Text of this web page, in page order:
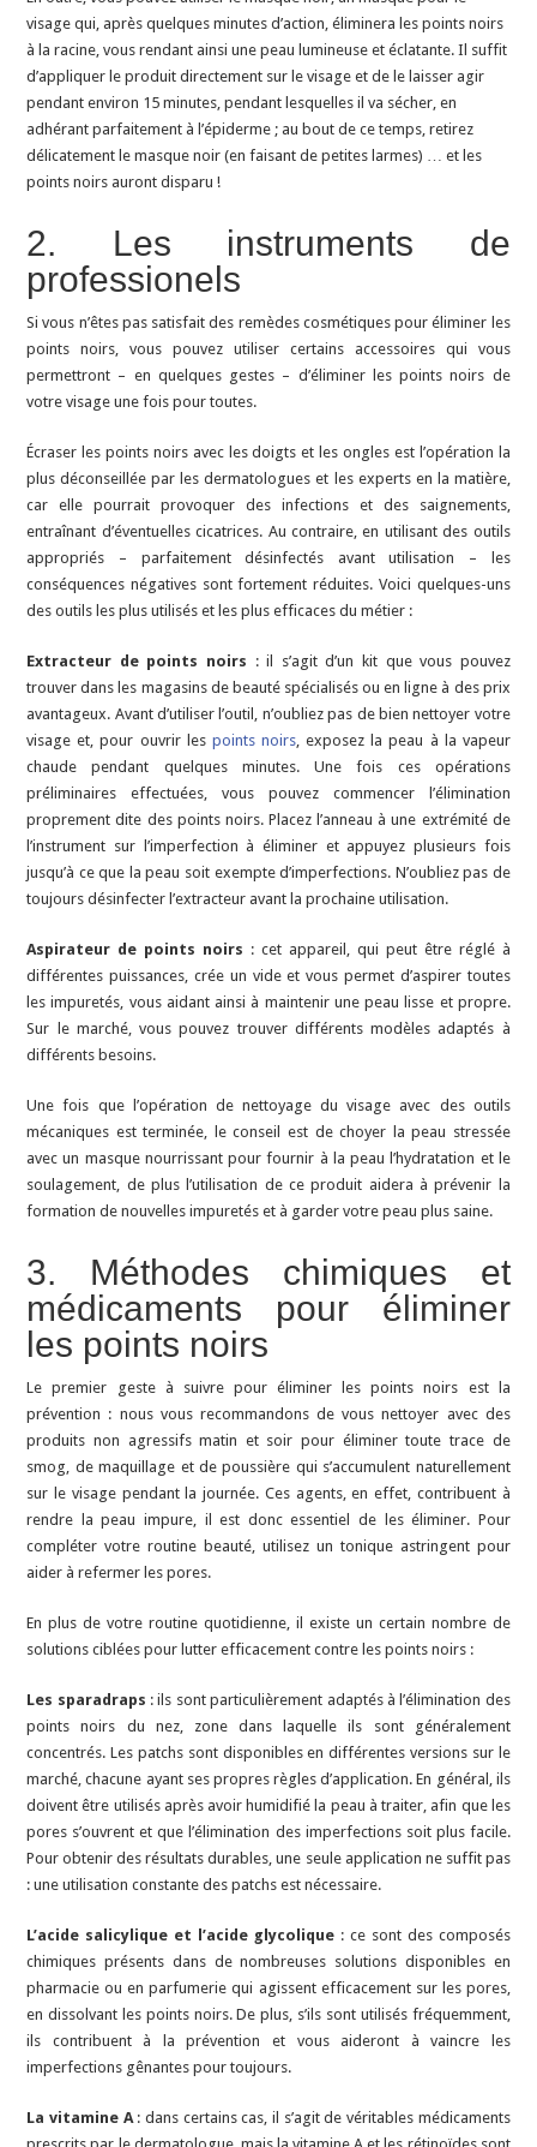
visage qui, après quelques minutes d’action, éliminera les points noirs
à la racine, vous rendant ainsi une peau lumineuse et éclatante. Il suffit
d’appliquer le produit directement sur le visage et de le laisser agir
pendant environ 15 minutes, pendant lesquelles il va sécher, en
adhérant parfaitement à l’épiderme ; au bout de ce temps, retirez
délicatement le masque noir (en faisant de petites larmes) … et les
points noirs auront disparu !
2. Les instruments de
professionels
Si vous n’êtes pas satisfait des remèdes cosmétiques pour éliminer les
points noirs, vous pouvez utiliser certains accessoires qui vous
permettront – en quelques gestes – d’éliminer les points noirs de
votre visage une fois pour toutes.
Écraser les points noirs avec les doigts et les ongles est l’opération la
plus déconseillée par les dermatologues et les experts en la matière,
car elle pourrait provoquer des infections et des saignements,
entraînant d’éventuelles cicatrices. Au contraire, en utilisant des outils
appropriés – parfaitement désinfectés avant utilisation – les
conséquences négatives sont fortement réduites. Voici quelques-uns
des outils les plus utilisés et les plus efficaces du métier :
Extracteur de points noirs : il s’agit d’un kit que vous pouvez
trouver dans les magasins de beauté spécialisés ou en ligne à des prix
avantageux. Avant d’utiliser l’outil, n’oubliez pas de bien nettoyer votre
visage et, pour ouvrir les points noirs, exposez la peau à la vapeur
chaude pendant quelques minutes. Une fois ces opérations
préliminaires effectuées, vous pouvez commencer l’élimination
proprement dite des points noirs. Placez l’anneau à une extrémité de
l’instrument sur l’imperfection à éliminer et appuyez plusieurs fois
jusqu’à ce que la peau soit exempte d’imperfections. N’oubliez pas de
toujours désinfecter l’extracteur avant la prochaine utilisation.
Aspirateur de points noirs : cet appareil, qui peut être réglé à
différentes puissances, crée un vide et vous permet d’aspirer toutes
les impuretés, vous aidant ainsi à maintenir une peau lisse et propre.
Sur le marché, vous pouvez trouver différents modèles adaptés à
différents besoins.
Une fois que l’opération de nettoyage du visage avec des outils
mécaniques est terminée, le conseil est de choyer la peau stressée
avec un masque nourrissant pour fournir à la peau l’hydratation et le
soulagement, de plus l’utilisation de ce produit aidera à prévenir la
formation de nouvelles impuretés et à garder votre peau plus saine.
3. Méthodes chimiques et
médicaments pour éliminer
les points noirs
Le premier geste à suivre pour éliminer les points noirs est la
prévention : nous vous recommandons de vous nettoyer avec des
produits non agressifs matin et soir pour éliminer toute trace de
smog, de maquillage et de poussière qui s’accumulent naturellement
sur le visage pendant la journée. Ces agents, en effet, contribuent à
rendre la peau impure, il est donc essentiel de les éliminer. Pour
compléter votre routine beauté, utilisez un tonique astringent pour
aider à refermer les pores.
En plus de votre routine quotidienne, il existe un certain nombre de
solutions ciblées pour lutter efficacement contre les points noirs :
Les sparadraps : ils sont particulièrement adaptés à l’élimination des
points noirs du nez, zone dans laquelle ils sont généralement
concentrés. Les patchs sont disponibles en différentes versions sur le
marché, chacune ayant ses propres règles d’application. En général, ils
doivent être utilisés après avoir humidifié la peau à traiter, afin que les
pores s’ouvrent et que l’élimination des imperfections soit plus facile.
Pour obtenir des résultats durables, une seule application ne suffit pas
: une utilisation constante des patchs est nécessaire.
L’acide salicylique et l’acide glycolique : ce sont des composés
chimiques présents dans de nombreuses solutions disponibles en
pharmacie ou en parfumerie qui agissent efficacement sur les pores,
en dissolvant les points noirs. De plus, s’ils sont utilisés fréquemment,
ils contribuent à la prévention et vous aideront à vaincre les
imperfections gênantes pour toujours.
La vitamine A: dans certains cas, il s’agit de véritables médicaments